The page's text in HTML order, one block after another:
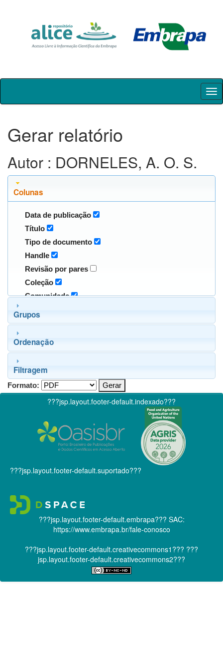
Skip
Gerar relatório
Autor : DORNELES, A. O. S.
Colunas
Data de publicação
Título
Tipo de documento
Handle
Revisão por pares
Coleção
Comunidade
Grupos
Ordenação
Filtragem
Formato:
???jsp.layout.footer-default.indexado???
???jsp.layout.footer-default.suportado???
???jsp.layout.footer-default.embrapa??? SAC:
https://www.embrapa.br/fale-conosco
???jsp.layout.footer-default.creativecommons1??? ???
jsp.layout.footer-default.creativecommons2???